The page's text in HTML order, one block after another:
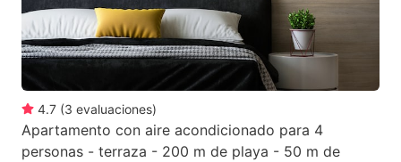
4.7 (3 evaluaciones)
Apartamento con aire acondicionado para 4
personas - terraza - 200 m de playa - 50 m de